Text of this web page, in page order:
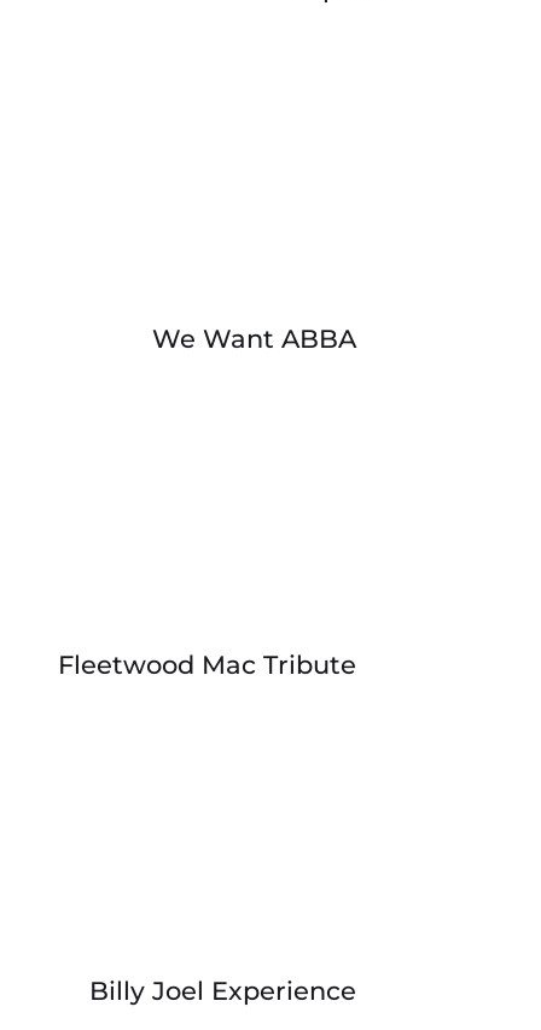
We Want ABBA
Fleetwood Mac Tribute
Billy Joel Experience